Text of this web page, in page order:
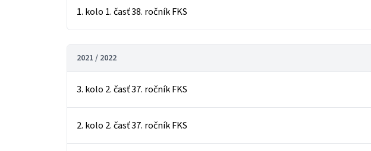
1. kolo 1. časť 38. ročník FKS
2021 / 2022
3. kolo 2. časť 37. ročník FKS
2. kolo 2. časť 37. ročník FKS